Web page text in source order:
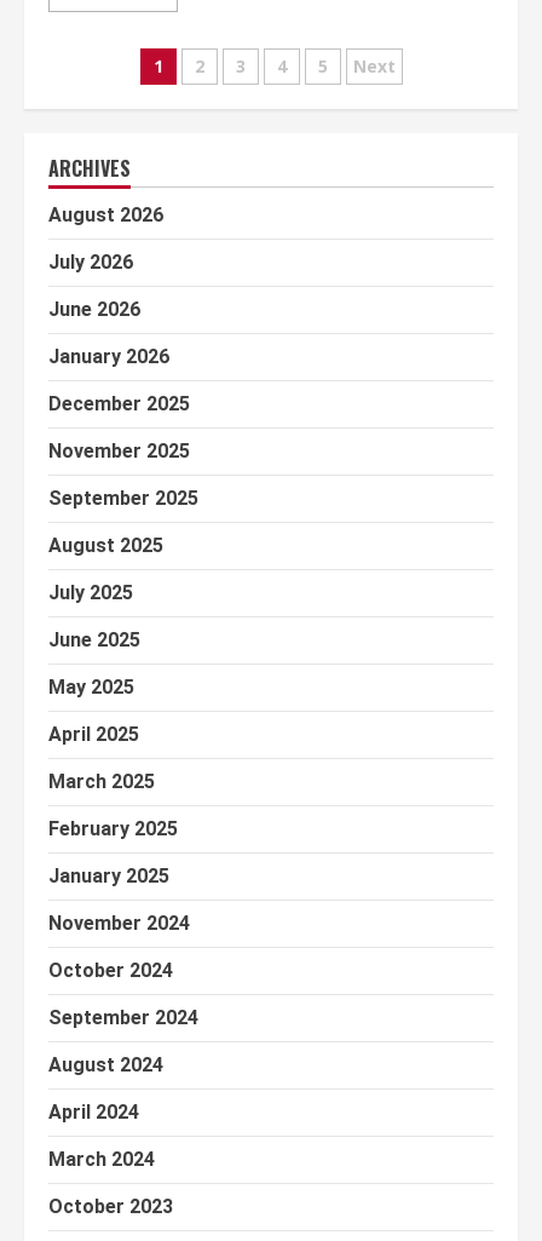
Posts
pagination
1 2 3 4 5 Next
ARCHIVES
August 2026
July 2026
June 2026
January 2026
December 2025
November 2025
September 2025
August 2025
July 2025
June 2025
May 2025
April 2025
March 2025
February 2025
January 2025
November 2024
October 2024
September 2024
August 2024
April 2024
March 2024
October 2023